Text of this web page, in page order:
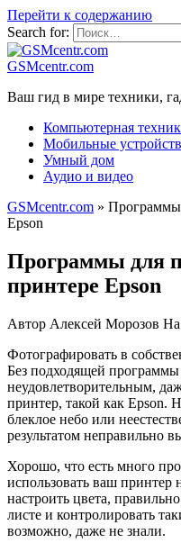
Перейти к содержанию
Search for:
GSMcentr.com
Ваш гид в мире техники,
Компьютерная
Мобильные
Умный дом
Аудио и видео
GSMcentr.com » Программы
Epson
Программы для
принтере Epson
Автор Алексей Морозов На
Фотографировать в
Без подходящей программы
неудовлетворительным,
принтер, такой как Epson.
блеклое небо или
результатом неправильно
Хорошо, что есть много
использовать ваш
настроить цвета,
листе и контролировать
возможно, даже не знали.